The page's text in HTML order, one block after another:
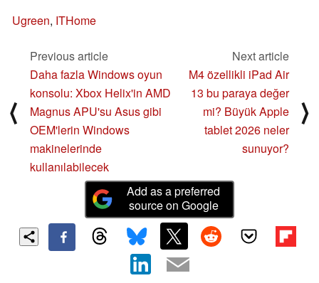
Ugreen, ITHome
⟨
Previous article
Daha fazla Windows oyun
konsolu: Xbox Helix'in AMD
Magnus APU'su Asus gibi
OEM'lerin Windows
makinelerinde
kullanılabilecek
Next article
M4 özellikli iPad Air
13 bu paraya değer
mi? Büyük Apple
tablet 2026 neler
sunuyor?
⟩
Add as a preferred
source on Google